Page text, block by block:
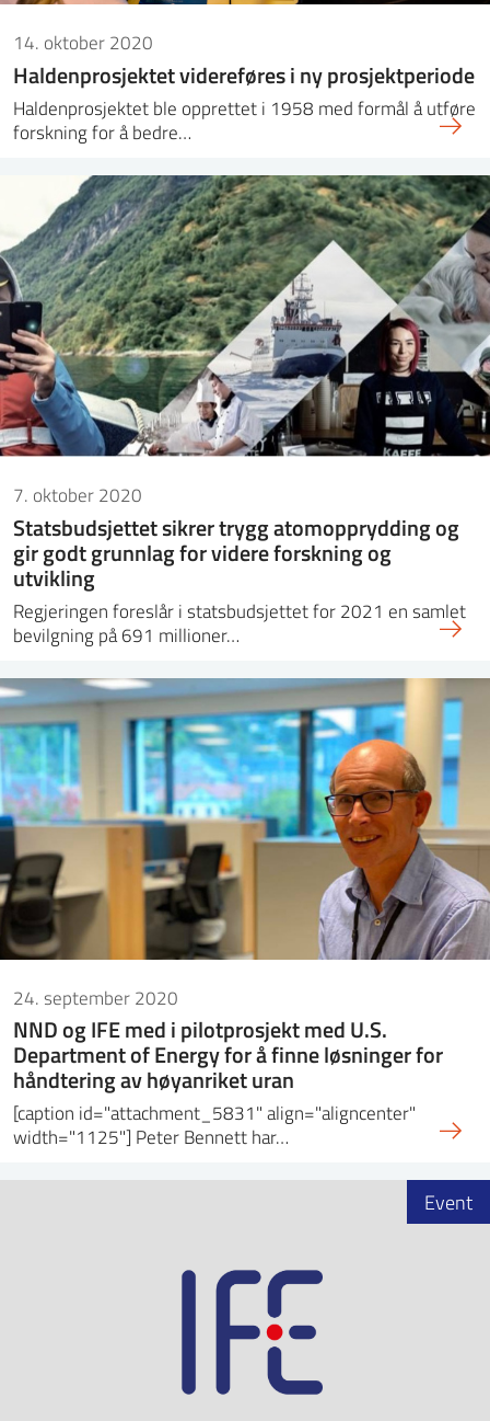
14. oktober 2020
Haldenprosjektet videreføres i ny prosjektperiode
Haldenprosjektet ble opprettet i 1958 med formål å utføre
forskning for å bedre…
7. oktober 2020
Statsbudsjettet sikrer trygg atomopprydding og
gir godt grunnlag for videre forskning og
utvikling
Regjeringen foreslår i statsbudsjettet for 2021 en samlet
bevilgning på 691 millioner…
24. september 2020
NND og IFE med i pilotprosjekt med U.S.
Department of Energy for å finne løsninger for
håndtering av høyanriket uran
[caption id="attachment_5831" align="aligncenter"
width="1125"] Peter Bennett har…
Event